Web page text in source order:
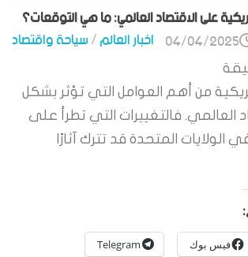
على الاقتصاد العالمي: ما هي التوقعات؟
اخبار العالم/سياحة واقتصاد 04/04/2025
من أهم العوامل التي تؤثر بشكل
العالمي. فالتغييرات التي تطرأ على
الولايات المتحدة قد تترك آثارًا
فيس بوك Telegram